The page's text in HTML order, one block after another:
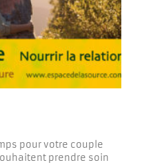
pour votre couple
prendre soin